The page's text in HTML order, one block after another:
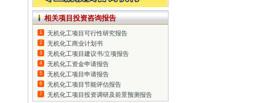
相关项目投资咨询报告
1 无机化工项目可行性研究报告
2 无机化工商业计划书
3 无机化工项目建议书/立项报告
4 无机化工资金申请报告
5 无机化工项目申请报告
6 无机化工项目节能评估报告
7 无机化工项目投资调研及前景预测报告